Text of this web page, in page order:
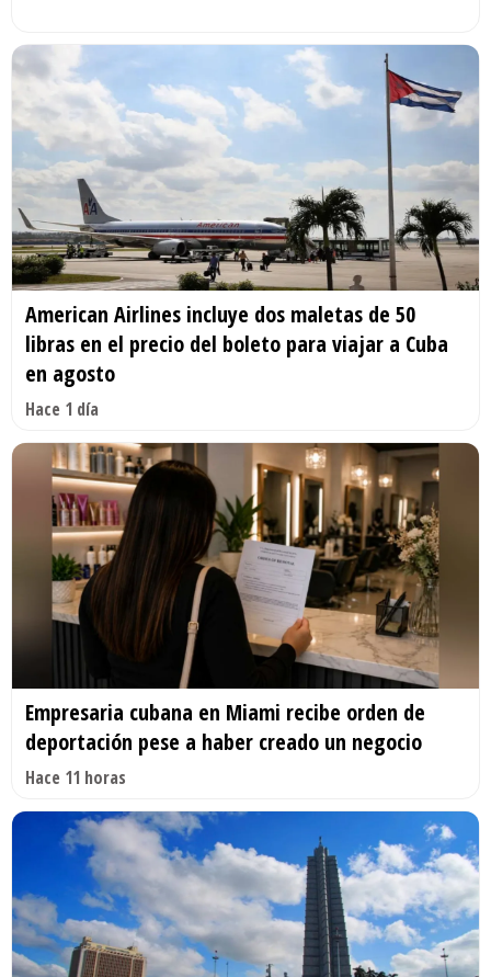
American Airlines incluye dos maletas de 50
libras en el precio del boleto para viajar a Cuba
en agosto
Hace 1 día
Empresaria cubana en Miami recibe orden de
deportación pese a haber creado un negocio
Hace 11 horas